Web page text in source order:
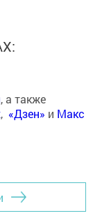
, а также
, «Дзен» и Макс